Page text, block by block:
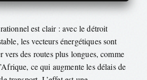
est clair : avec le détroit
les vecteurs énergétiques sont
vers des routes plus longues, comme
ce qui augmente les délais de